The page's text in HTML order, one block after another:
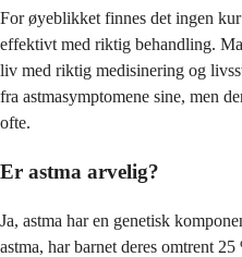
For øyeblikket finnes det ingen
effektivt med riktig behandling.
liv med riktig medisinering og
fra astmasymptomene sine, men
ofte.
Er astma arvelig?
Ja, astma har en genetisk
astma, har barnet deres omtrent